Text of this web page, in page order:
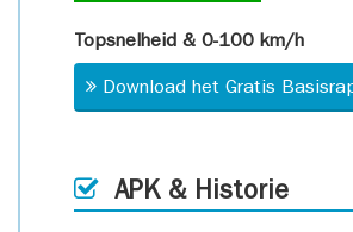
Topsnelheid & 0-100 km/h
Download het Gratis
APK & Historie